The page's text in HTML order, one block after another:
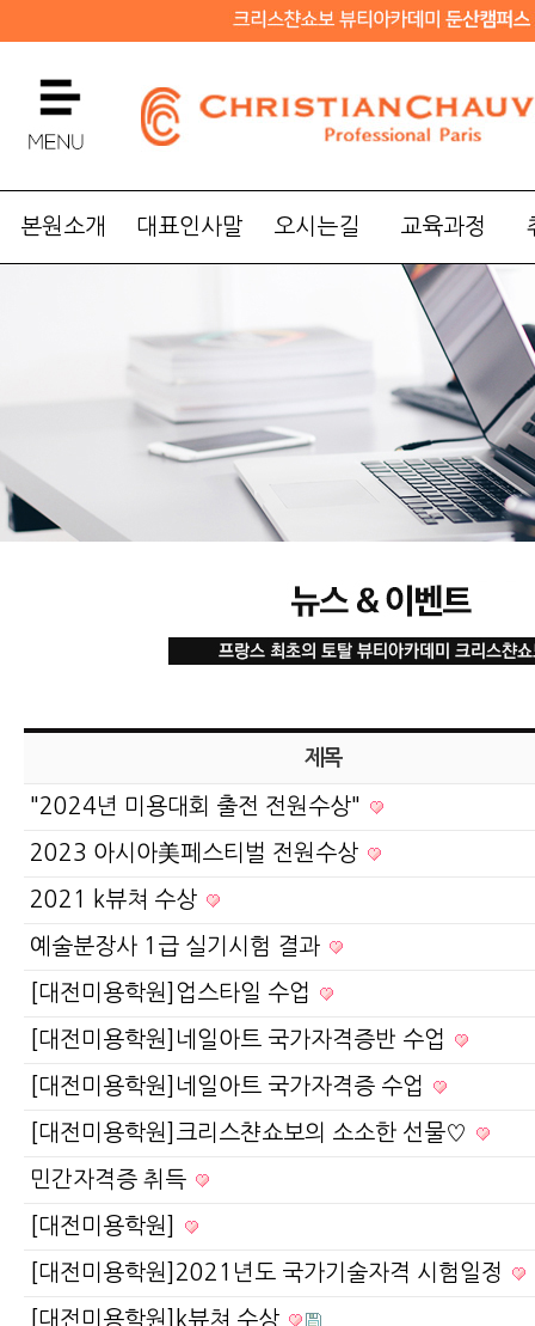
본원소개 대표인사말 오시는길 교육과정
제목
"2024년 미용대회 출전 전원수상"
2023 아시아美페스티벌 전원수상
2021 k뷰쳐 수상
예술분장사 1급 실기시험 결과
[대전미용학원]업스타일 수업
[대전미용학원]네일아트 국가자격증반 수업
[대전미용학원]네일아트 국가자격증 수업
[대전미용학원]크리스챤쇼보의 소소한 선물♡
민간자격증 취득
[대전미용학원]
[대전미용학원]2021년도 국가기술자격 시험일정
[대전미용학원]k뷰쳐 수상